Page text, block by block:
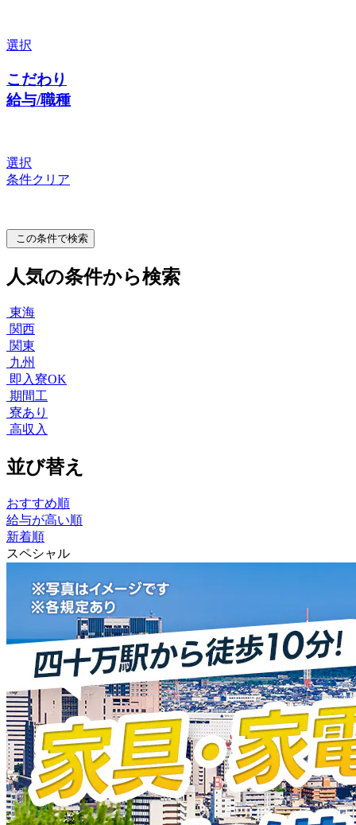
選択
こだわり
給与/職種
選択
条件クリア
この条件で検索
人気の条件から検索
東海
関西
関東
九州
即入寮OK
期間工
寮あり
高収入
並び替え
おすすめ順
給与が高い順
新着順
スペシャル